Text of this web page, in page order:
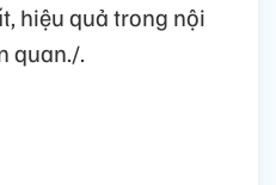
hiệu quả trong nội
quan./.